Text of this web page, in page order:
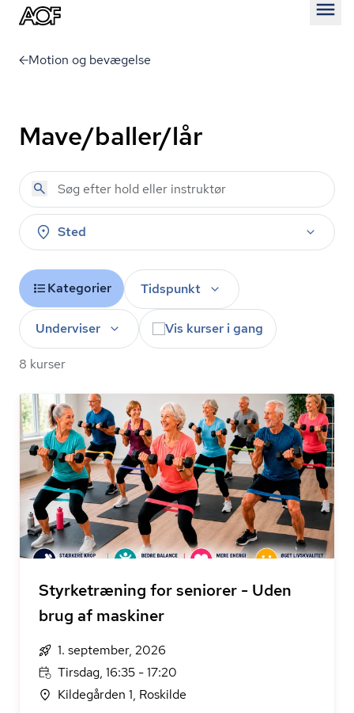
Motion og bevægelse
Mave/baller/lår
Sted
Kategorier Tidspunkt
Underviser Vis kurser i gang
8 kurser
Styrketræning for seniorer - Uden
brug af maskiner
1. september, 2026
Tirsdag, 16:35 - 17:20
Kildegården 1, Roskilde